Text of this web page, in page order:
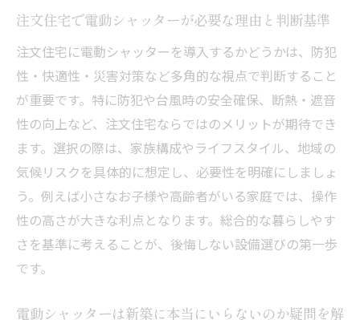
ー活用法
電動シャッターを導入してよかった点と注
意点
後悔しないための電動シャッター選び方ガイド
注文住宅で電動シャッター選びに失敗しな
いコツ
後悔しないための電動シャッター設置のポ
イント
注文住宅のシャッター選びで重視すべき性
能やデザイン
注文住宅で電動シャッターが必要な理由と判断基準
注文住宅に電動シャッターを導入するかどうかは、防犯
性・快適性・災害対策など多角的な視点で判断すること
が重要です。特に防犯や台風時の安全確保、断熱・遮音
性の向上など、注文住宅ならではのメリットが期待でき
ます。選択の際は、家族構成やライフスタイル、地域の
気候リスクを具体的に想定し、必要性を明確にしましょ
う。例えば小さなお子様や高齢者がいる家庭では、操作
性の高さが大きな利点となります。総合的な暮らしやす
さを基準に考えることが、後悔しない設備選びの第一歩
です。
電動シャッターは新築に本当にいらないのか疑問を解